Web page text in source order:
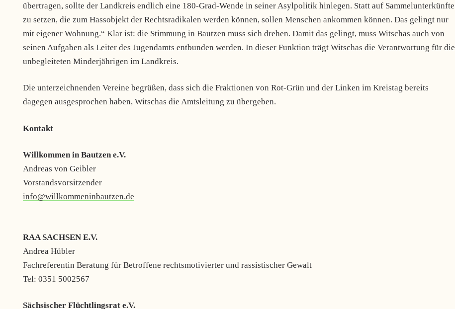
übertragen, sollte der Landkreis endlich eine 180-Grad-Wende in seiner Asylpolitik hinlegen. Statt auf Sammelunterkünfte
zu setzen, die zum Hassobjekt der Rechtsradikalen werden können, sollen Menschen ankommen können. Das gelingt nur
mit eigener Wohnung.“ Klar ist: die Stimmung in Bautzen muss sich drehen. Damit das gelingt, muss Witschas auch von
seinen Aufgaben als Leiter des Jugendamts entbunden werden. In dieser Funktion trägt Witschas die Verantwortung für die
unbegleiteten Minderjährigen im Landkreis.
Die unterzeichnenden Vereine begrüßen, dass sich die Fraktionen von Rot-Grün und der Linken im Kreistag bereits
dagegen ausgesprochen haben, Witschas die Amtsleitung zu übergeben.
Kontakt
Willkommen in Bautzen e.V.
Andreas von Geibler
Vorstandsvorsitzender
info@willkommeninbautzen.de
RAA SACHSEN E.V.
Andrea Hübler
Fachreferentin Beratung für Betroffene rechtsmotivierter und rassistischer Gewalt
Tel: 0351 5002567
Sächsischer Flüchtlingsrat e.V.